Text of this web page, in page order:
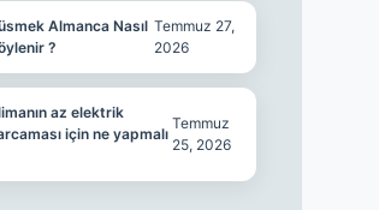
Almanca Nasıl
?
Temmuz 27,
2026
az elektrik
için ne yapmalı
Temmuz
25, 2026